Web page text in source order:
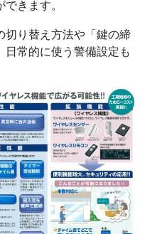
きます。
切り替え方法や「鍵の締
日常的に使う警備設定も